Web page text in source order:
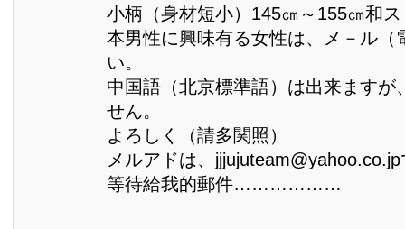
小柄（身材短小）145㎝～155㎝和
本男性に興味有る女性は、メ－ル（
い。
中国語（北京標準語）は出来ますが
せん。
よろしく（請多関照）
メルアドは、
等待給我的郵件………………